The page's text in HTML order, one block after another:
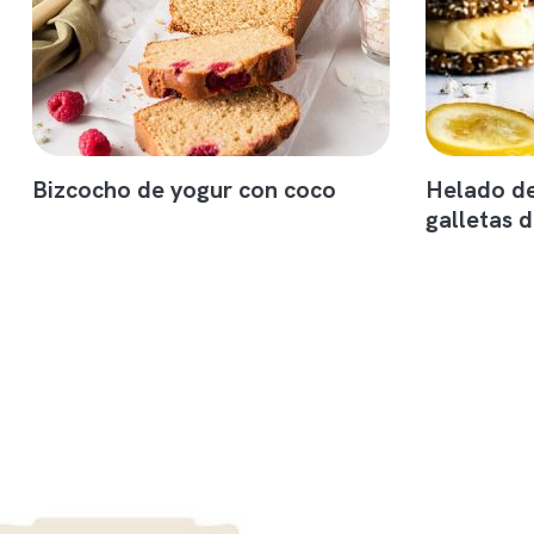
Bizcocho de yogur con coco
Helado
galletas